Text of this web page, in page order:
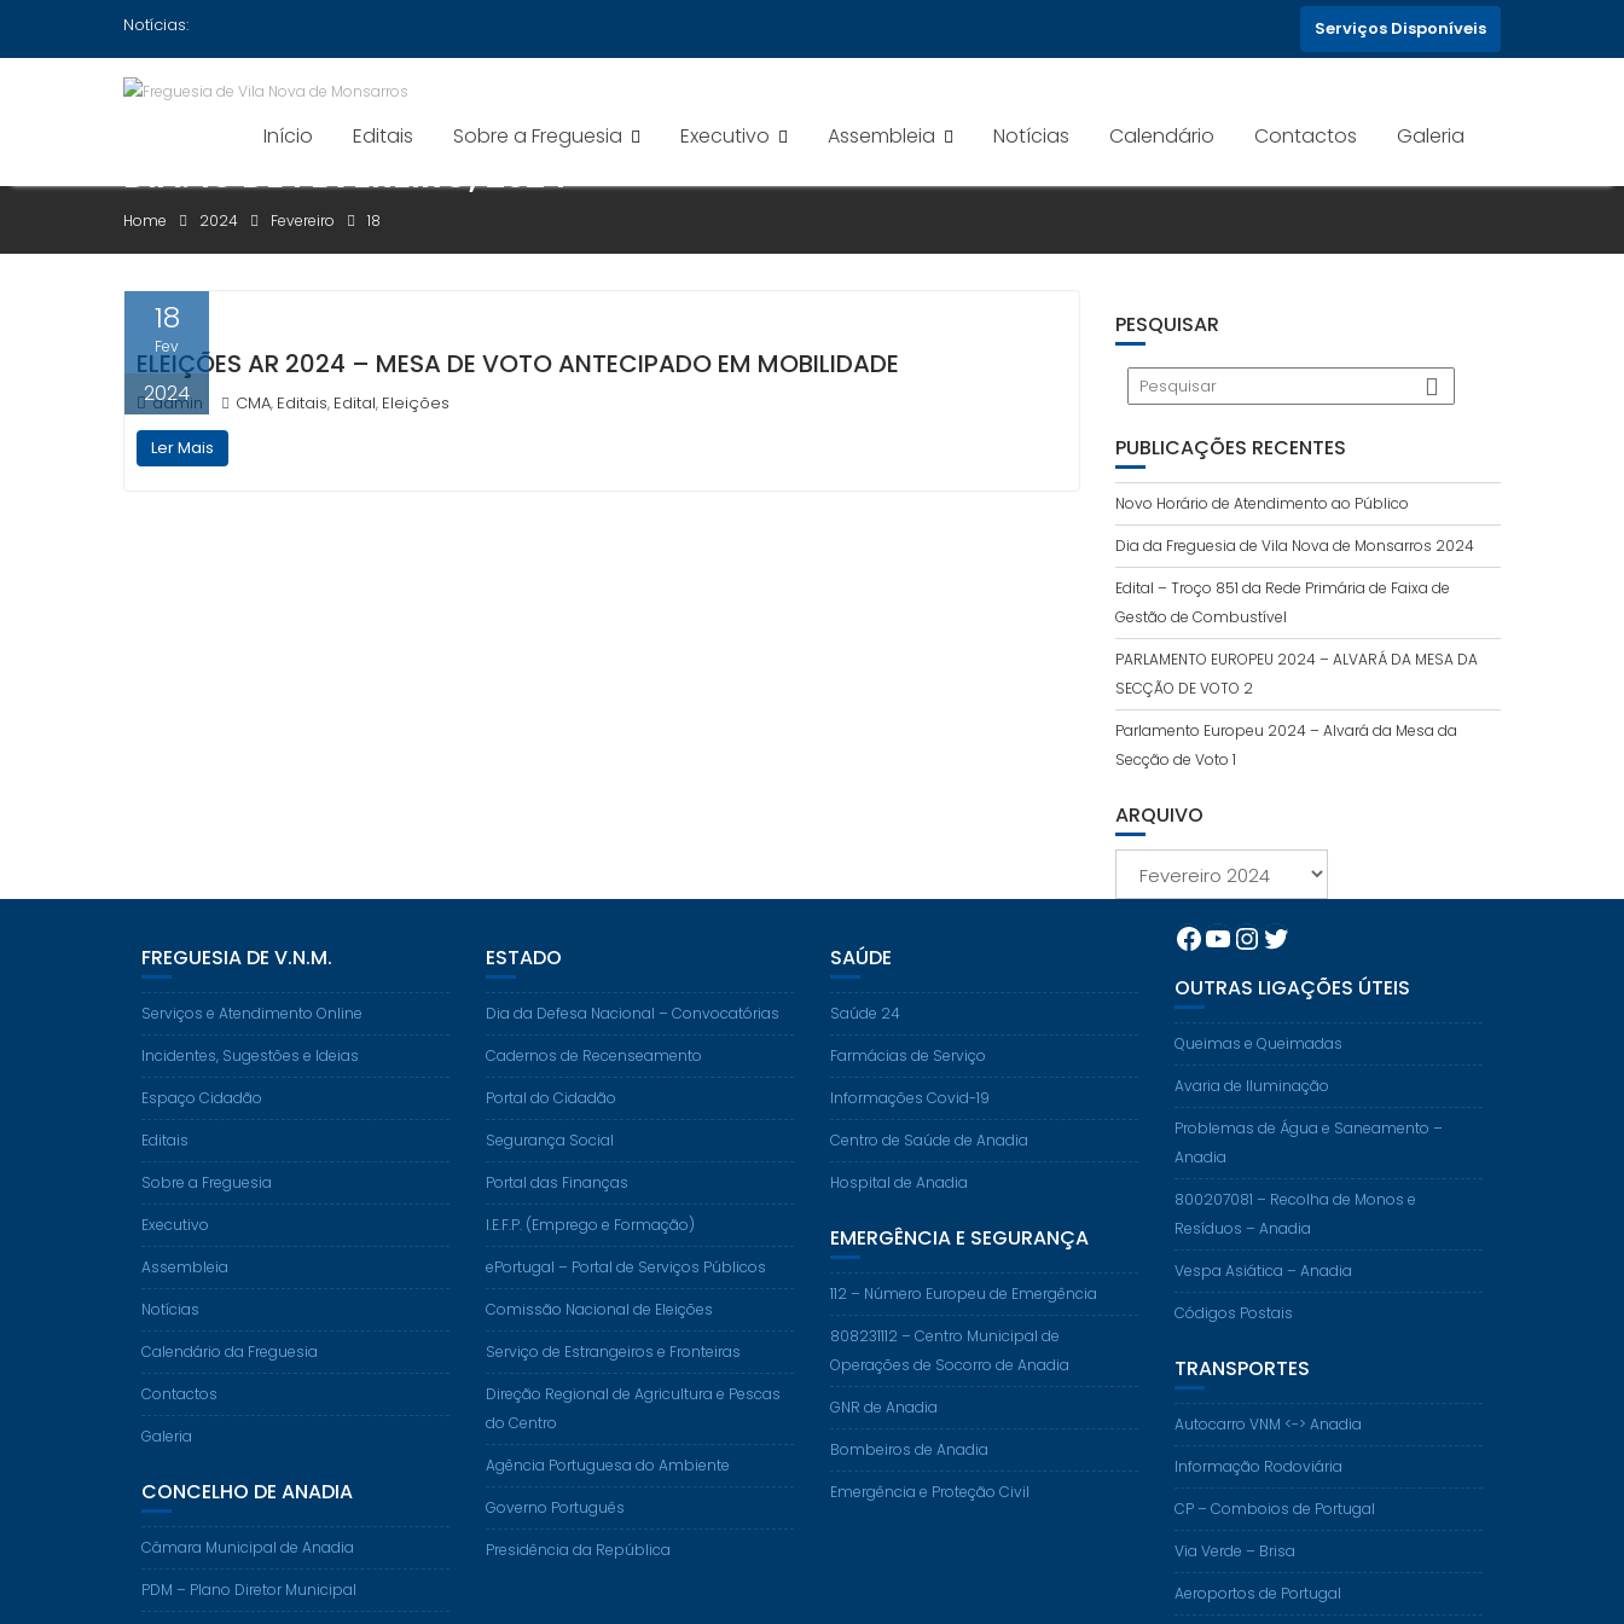
Notícias: Serviços Disponíveis
Início Editais Sobre a Freguesia Executivo Assembleia Notícias Calendário Contactos Galeria
DIA:18 DE FEVEREIRO, 2024
Home 2024 Fevereiro 18
18
Fev
2024
ELEIÇÕES AR 2024 – MESA DE VOTO ANTECIPADO EM MOBILIDADE
admin CMA, Editais, Edital, Eleições
Ler Mais
PESQUISAR
PUBLICAÇÕES RECENTES
Novo Horário de Atendimento ao Público
Dia da Freguesia de Vila Nova de Monsarros 2024
Edital – Troço 851 da Rede Primária de Faixa de
Gestão de Combustível
PARLAMENTO EUROPEU 2024 – ALVARÁ DA MESA DA
SECÇÃO DE VOTO 2
Parlamento Europeu 2024 – Alvará da Mesa da
Secção de Voto 1
ARQUIVO
FREGUESIA DE V.N.M.
Serviços e Atendimento Online
Incidentes, Sugestões e Ideias
Espaço Cidadão
Editais
Sobre a Freguesia
Executivo
Assembleia
Notícias
Calendário da Freguesia
Contactos
Galeria
CONCELHO DE ANADIA
Câmara Municipal de Anadia
PDM – Plano Diretor Municipal
ESTADO
Dia da Defesa Nacional – Convocatórias
Cadernos de Recenseamento
Portal do Cidadão
Segurança Social
Portal das Finanças
I.E.F.P. (Emprego e Formação)
ePortugal – Portal de Serviços Públicos
Comissão Nacional de Eleições
Serviço de Estrangeiros e Fronteiras
Direção Regional de Agricultura e Pescas
do Centro
Agência Portuguesa do Ambiente
Governo Português
Presidência da República
SAÚDE
Saúde 24
Farmácias de Serviço
Informações Covid-19
Centro de Saúde de Anadia
Hospital de Anadia
EMERGÊNCIA E SEGURANÇA
112 – Número Europeu de Emergência
808231112 – Centro Municipal de
Operações de Socorro de Anadia
GNR de Anadia
Bombeiros de Anadia
Emergência e Proteção Civil
Facebook
YouTube
Instagram
Twitter
OUTRAS LIGAÇÕES ÚTEIS
Queimas e Queimadas
Avaria de Iluminação
Problemas de Água e Saneamento –
Anadia
800207081 – Recolha de Monos e
Resíduos – Anadia
Vespa Asiática – Anadia
Códigos Postais
TRANSPORTES
Autocarro VNM <-> Anadia
Informação Rodoviária
CP – Comboios de Portugal
Via Verde – Brisa
Aeroportos de Portugal